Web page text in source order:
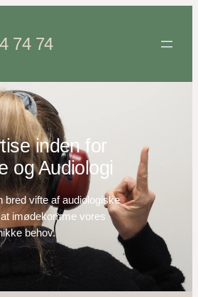
74 74
inden for
og Audiologi
bred vifte af audiologiske
imødekomme vores
behov.